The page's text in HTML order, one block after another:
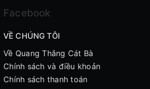
Facebook
VỀ CHÚNG TÔI
Về Quang Thắng Cát Bà
Chính sách và điều khoản
Chính sách thanh toán